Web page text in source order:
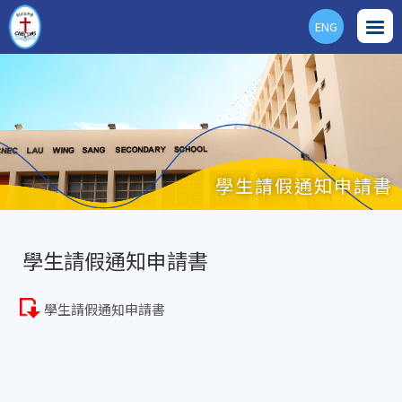
ENG
學生請假通知申請書
學生請假通知申請書
學生請假通知申請書